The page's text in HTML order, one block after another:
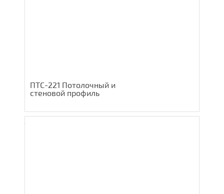
ПТС-221 Потолочный и
стеновой профиль